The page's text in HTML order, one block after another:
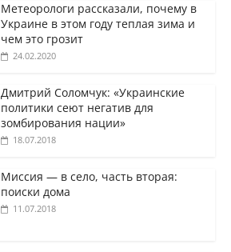
Метеорологи рассказали, почему в
Украине в этом году теплая зима и
чем это грозит
24.02.2020
Дмитрий Соломчук: «Украинские
политики сеют негатив для
зомбирования нации»
18.07.2018
Миссия — в село, часть вторая:
поиски дома
11.07.2018